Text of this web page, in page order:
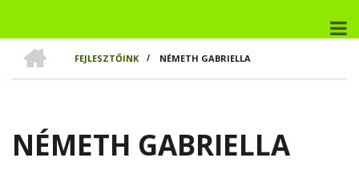
MORZSA
FEJLESZTŐINK
/ NÉMETH GABRIELLA
NÉMETH GABRIELLA